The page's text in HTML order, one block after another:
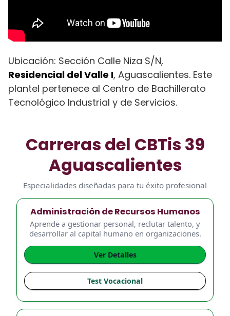
Ubicación: Sección Calle Niza S/N,
Residencial del Valle I, Aguascalientes. Este
plantel pertenece al Centro de Bachillerato
Tecnológico Industrial y de Servicios.
Carreras del CBTis 39
Aguascalientes
Especialidades diseñadas para tu éxito profesional
Administración de Recursos Humanos
Aprende a gestionar personal, reclutar talento, y
desarrollar al capital humano en organizaciones.
Ver Detalles
Test Vocacional